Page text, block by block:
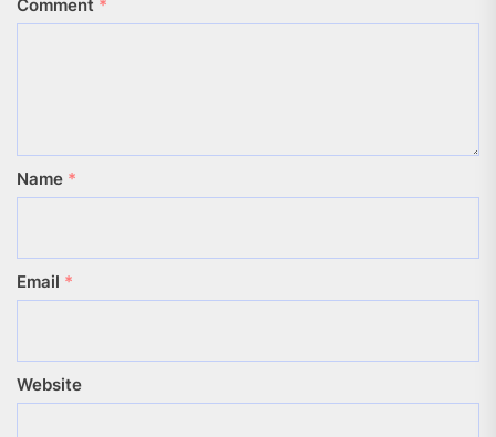
Comment *
Name *
Email *
Website